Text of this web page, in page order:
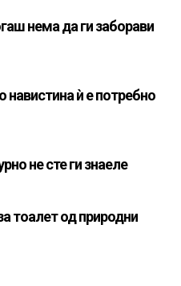
нема да ги заборави
навистина ѝ е потребно
не сте ги знаеле
тоалет од природни